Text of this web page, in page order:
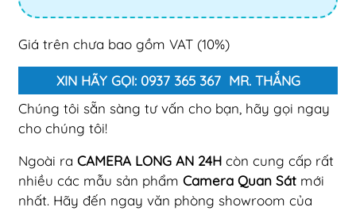
Giá trên chưa bao gồm VAT (10%)
XIN HÃY GỌI: 0937 365 367 MR. THẮNG
Chúng tôi sẵn sàng tư vấn cho bạn, hãy gọi ngay
cho chúng tôi!
Ngoài ra CAMERA LONG AN 24H còn cung cấp rất
nhiều các mẫu sản phẩm Camera Quan Sát mới
nhất. Hãy đến ngay văn phòng showroom của